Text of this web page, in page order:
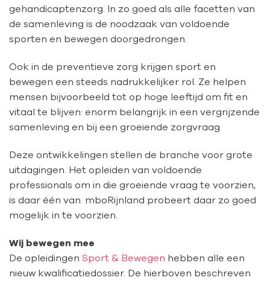
gehandicaptenzorg. In zo goed als alle facetten van
de samenleving is de noodzaak van voldoende
sporten en bewegen doorgedrongen.
Ook in de preventieve zorg krijgen sport en
bewegen een steeds nadrukkelijker rol. Ze helpen
mensen bijvoorbeeld tot op hoge leeftijd om fit en
vitaal te blijven: enorm belangrijk in een vergrijzende
samenleving en bij een groeiende zorgvraag.
Deze ontwikkelingen stellen de branche voor grote
uitdagingen. Het opleiden van voldoende
professionals om in die groeiende vraag te voorzien,
is daar één van. mboRijnland probeert daar zo goed
mogelijk in te voorzien.
Wij bewegen mee
De opleidingen Sport & Bewegen hebben alle een
nieuw kwalificatiedossier. De hierboven beschreven